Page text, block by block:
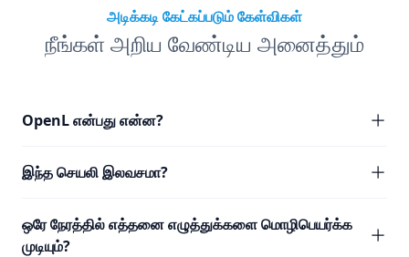
அடிக்கடி கேட்கப்படும் கேள்விகள்
நீங்கள் அறிய வேண்டிய அனைத்தும்
OpenL என்பது என்ன?
இந்த செயலி இலவசமா?
ஒரே நேரத்தில் எத்தனை எழுத்துக்களை மொழிபெயர்க்க
முடியும்?